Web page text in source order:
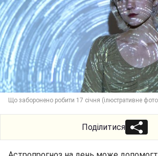
Що заборонено робити 17 січня (ілюстративне
Поділитися